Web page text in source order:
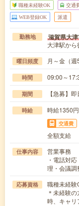
職種未経験OK 交通
WEB登録OK 派遣
勤務地 滋賀県大
大津駅か
曜日頻度 月～金（週
時間 09:00～
期間 【急募】
時給 時給1350
交通費
全額支給
仕事内容
営業事務
・電話対
理・会議調
応募資格
職種未経験
＊未経験
時、キャ